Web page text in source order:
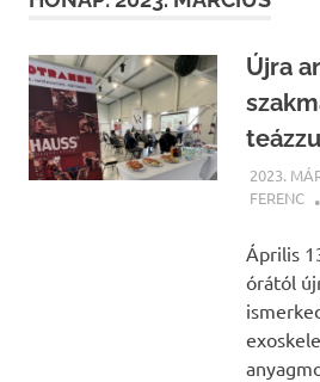
Újra
2023.
FERENC
Április
órától